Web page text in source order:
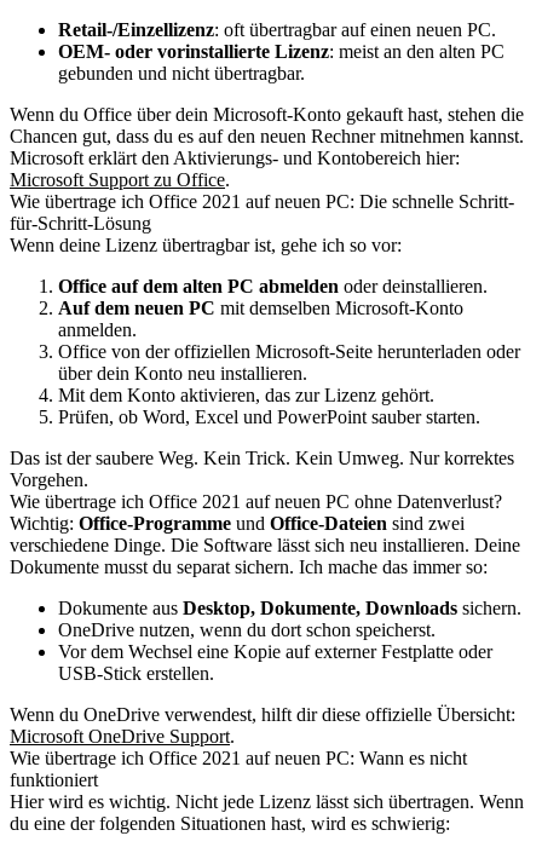
Retail-/Einzellizenz: oft übertragbar auf einen neuen PC.
OEM- oder vorinstallierte Lizenz: meist an den alten PC
gebunden und nicht übertragbar.
Wenn du Office über dein Microsoft-Konto gekauft hast, stehen die
Chancen gut, dass du es auf den neuen Rechner mitnehmen kannst.
Microsoft erklärt den Aktivierungs- und Kontobereich hier:
Microsoft Support zu Office.
Wie übertrage ich Office 2021 auf neuen PC: Die schnelle Schritt-
für-Schritt-Lösung
Wenn deine Lizenz übertragbar ist, gehe ich so vor:
Office auf dem alten PC abmelden oder deinstallieren.
Auf dem neuen PC mit demselben Microsoft-Konto
anmelden.
Office von der offiziellen Microsoft-Seite herunterladen oder
über dein Konto neu installieren.
Mit dem Konto aktivieren, das zur Lizenz gehört.
Prüfen, ob Word, Excel und PowerPoint sauber starten.
Das ist der saubere Weg. Kein Trick. Kein Umweg. Nur korrektes
Vorgehen.
Wie übertrage ich Office 2021 auf neuen PC ohne Datenverlust?
Wichtig: Office-Programme und Office-Dateien sind zwei
verschiedene Dinge. Die Software lässt sich neu installieren. Deine
Dokumente musst du separat sichern. Ich mache das immer so:
Dokumente aus Desktop, Dokumente, Downloads sichern.
OneDrive nutzen, wenn du dort schon speicherst.
Vor dem Wechsel eine Kopie auf externer Festplatte oder
USB-Stick erstellen.
Wenn du OneDrive verwendest, hilft dir diese offizielle Übersicht:
Microsoft OneDrive Support.
Wie übertrage ich Office 2021 auf neuen PC: Wann es nicht
funktioniert
Hier wird es wichtig. Nicht jede Lizenz lässt sich übertragen. Wenn
du eine der folgenden Situationen hast, wird es schwierig: